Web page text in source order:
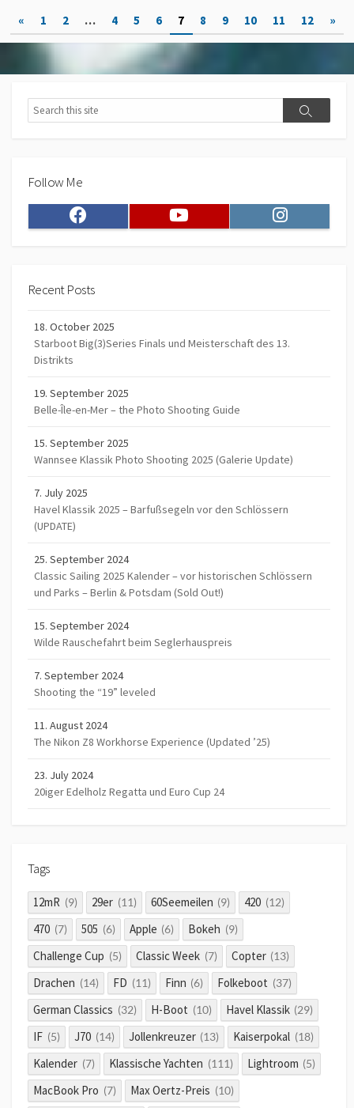
Posts
pagination
« 1 2 … 4 5 6 7 8 9 10 11 12 »
Search
Search
Follow Me
Facebook Instagram
Recent Posts
18. October 2025
Starboot Big(3)Series Finals und Meisterschaft des 13.
Distrikts
19. September 2025
Belle-Île-en-Mer – the Photo Shooting Guide
15. September 2025
Wannsee Klassik Photo Shooting 2025 (Galerie Update)
7. July 2025
Havel Klassik 2025 – Barfußsegeln vor den Schlössern
(UPDATE)
25. September 2024
Classic Sailing 2025 Kalender – vor historischen Schlössern
und Parks – Berlin & Potsdam (Sold Out!)
15. September 2024
Wilde Rauschefahrt beim Seglerhauspreis
7. September 2024
Shooting the “19” leveled
11. August 2024
The Nikon Z8 Workhorse Experience (Updated ’25)
23. July 2024
20iger Edelholz Regatta und Euro Cup 24
Tags
12mR (9) 29er (11) 60Seemeilen (9) 420 (12)
470 (7) 505 (6) Apple (6) Bokeh (9)
Challenge Cup (5) Classic Week (7) Copter (13)
Drachen (14) FD (11) Finn (6) Folkeboot (37)
German Classics (32) H-Boot (10) Havel Klassik (29)
IF (5) J70 (14) Jollenkreuzer (13) Kaiserpokal (18)
Kalender (7) Klassische Yachten (111) Lightroom (5)
MacBook Pro (7) Max Oertz-Preis (10)